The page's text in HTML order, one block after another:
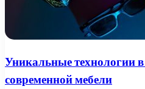
Уникальные технологии в
современной мебели